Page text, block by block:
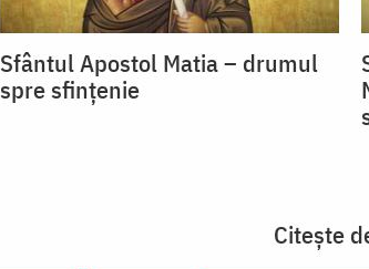
Sfântul Apostol Matia – drumul
spre sfințenie
Citește